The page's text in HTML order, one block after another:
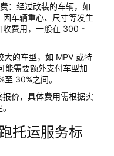
：经过改装的车辆，如
车辆重心、尺寸等发生
收费用，一般在 300 -
大的车型，如 MPV 或特
能需要额外支付车型加
30%之间。
价，具体费用需根据实
托运服务标